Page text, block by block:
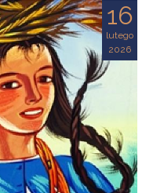
16
lutego
2026